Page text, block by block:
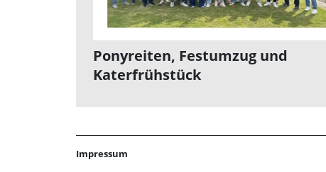
Ponyreiten, Festumzug und
Katerfrühstück
Impressum